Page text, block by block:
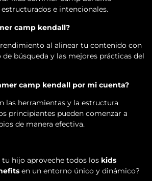
e intencionales.
camp kendall?
al alinear tu contenido con
búsqueda y las mejores prácticas del
camp kendall por mi cuenta?
las herramientas y la estructura
principiantes pueden comenzar a
de manera efectiva.
tu hijo aproveche todos los kids
en un entorno único y dinámico?